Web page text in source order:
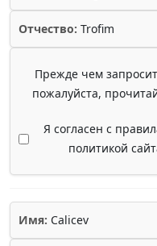
Отчество: Trofim
Прежде чем
пожалуйста,
Я согласен с
политикой
Имя: Calicev